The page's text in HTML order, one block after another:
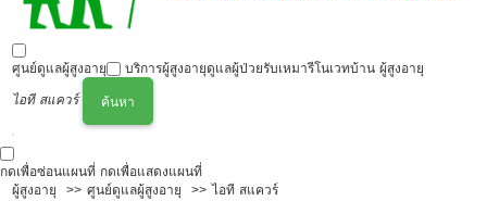
ศูนย์ดูแลผู้สูงอายุ บริการผู้สูงอายุดูแลผู้ป่วยรับเหมารีโนเวทบ้าน ผู้สูงอายุ
ไอที สแควร์
ค้นหา
กดเพื่อซ่อนแผนที่ กดเพื่อแสดงแผนที่
ผู้สูงอายุ
ศูนย์ดูแลผู้สูงอายุ ไอที สแควร์